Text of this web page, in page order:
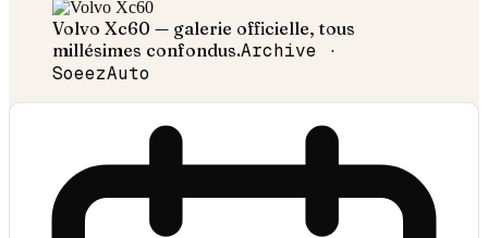
Volvo Xc60 — galerie officielle, tous
millésimes confondus.Archive ·
SoeezAuto